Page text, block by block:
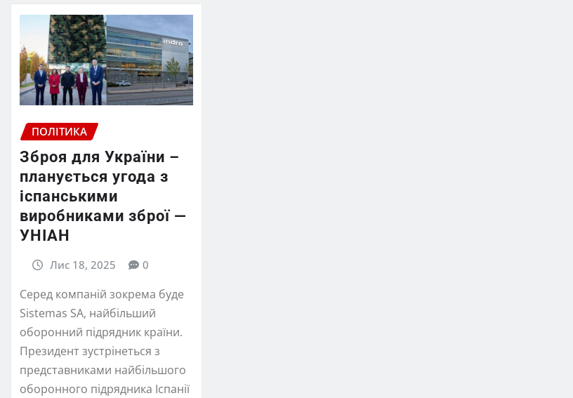
ПОЛІТИКА
Зброя для України –
планується угода з
іспанськими
виробниками зброї —
УНІАН
Лис 18, 2025 0
Серед компаній зокрема буде
Sistemas SA, найбільший
оборонний підрядник країни.
Президент зустрінеться з
представниками найбільшого
оборонного підрядника Іспанії